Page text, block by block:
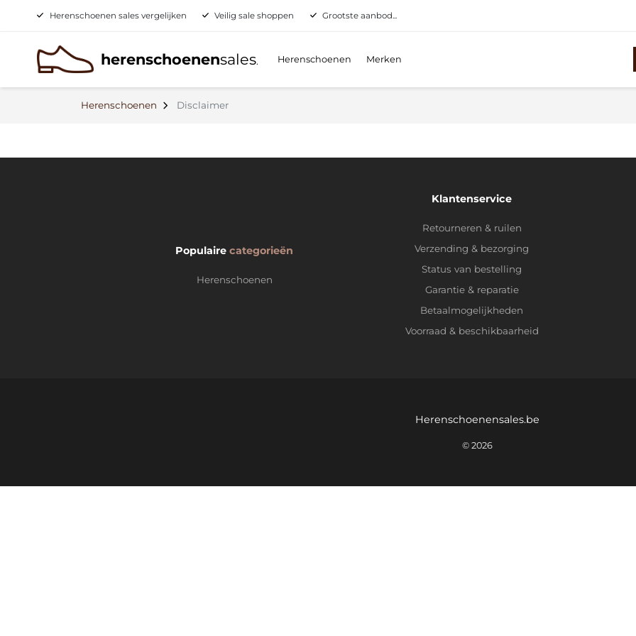
Herenschoenen sales vergelijken Veilig sale shoppen Grootste aanbod...
herenschoenensales. Herenschoenen Merken
Herenschoenen Disclaimer
Populairecategorieën
Herenschoenen
Klantenservice
Retourneren & ruilen
Verzending & bezorging
Status van bestelling
Garantie & reparatie
Betaalmogelijkheden
Voorraad & beschikbaarheid
Herenschoenensales.be
© 2026